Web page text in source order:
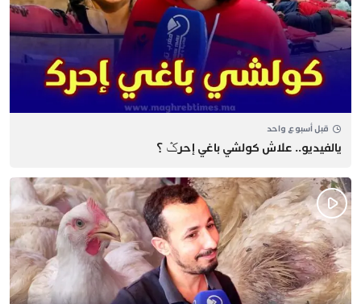
قبل أسبوع واحد
يالفيديو.. علاش كولشي باغي إحرݣ ؟